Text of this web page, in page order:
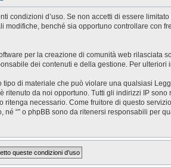
condizioni d’uso. Se non accetti di essere
benché sia opportuno controllare con
per la creazione di comunità web rilasciata
dei contenuti e della gestione. Per ulteriori
di materiale che può violare una qualsiasi
da noi opportuno. Tutti gli indirizzi IP
necessario. Come fruitore di questo
“” o phpBB sono da ritenersi responsabili per